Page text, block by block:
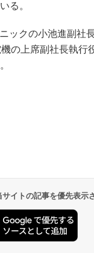
る。
ックの小池進副社
の上席副社長執行
イトの記事を優先表示